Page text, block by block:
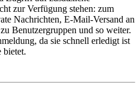
zur Verfügung stehen: zum
Nachrichten, E-Mail-Versand an
Benutzergruppen und so weiter.
da sie schnell erledigt ist
bietet.